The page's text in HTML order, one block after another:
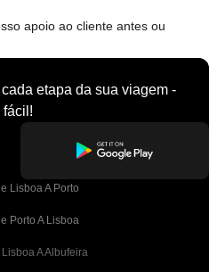
apoio ao cliente antes ou
etapa da sua viagem -
fácil!
Lisboa A Porto
Porto A Lisboa
A Albufeira